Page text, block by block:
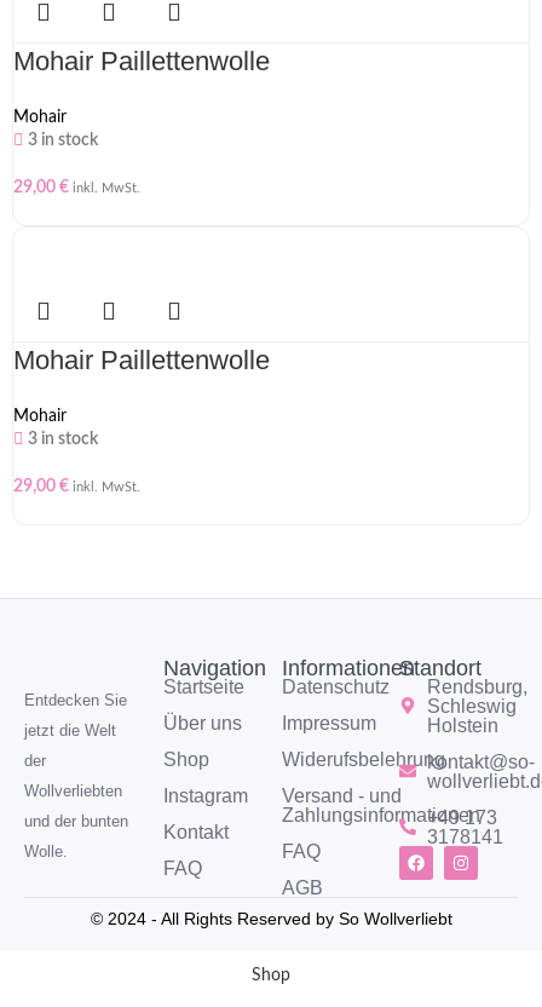
Mohair Paillettenwolle
Mohair
3 in stock
29,00 € inkl. MwSt.
Mohair Paillettenwolle
Mohair
3 in stock
29,00 € inkl. MwSt.
Entdecken Sie
jetzt die Welt
der
Wollverliebten
und der bunten
Wolle.
Navigation
Startseite
Über uns
Shop
Instagram
Kontakt
FAQ
Informationen
Datenschutz
Impressum
Widerufsbelehrung
Versand - und
Zahlungsinformationen
FAQ
AGB
Standort
Rendsburg,
Schleswig
Holstein
kontakt@so-
+49 173
3178141
© 2024 - All Rights Reserved by So Wollverliebt
Shop